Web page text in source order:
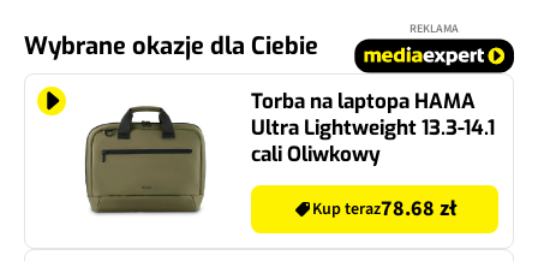
Wybrane okazje dla Ciebie
REKLAMA
Torba na laptopa HAMA
Ultra Lightweight 13.3-14.1
cali Oliwkowy
Kup teraz78.68 zł